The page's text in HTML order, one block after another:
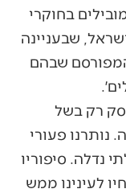
בחוקרי
שבעניינה
שבהם
רק בשל
בשעה 23:30 בלילה. נותרנו פעורי
נדלה. סיפוריו
לעינינו ממש